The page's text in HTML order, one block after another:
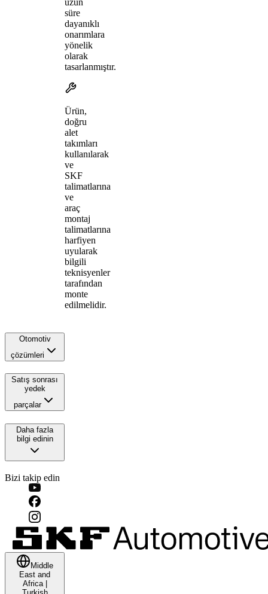
süre
dayanıklı
onarımlara
yönelik
olarak
tasarlanmıştır.
Ürün,
doğru
alet
takımları
kullanılarak
ve
SKF
talimatlarına
ve
araç
montaj
talimatlarına
harfiyen
uyularak
bilgili
teknisyenler
tarafından
monte
edilmelidir.
Otomotiv
çözümleri
Satış sonrası
yedek
parçalar
Daha fazla
bilgi edinin
Bizi takip edin
Middle
East and
Africa|